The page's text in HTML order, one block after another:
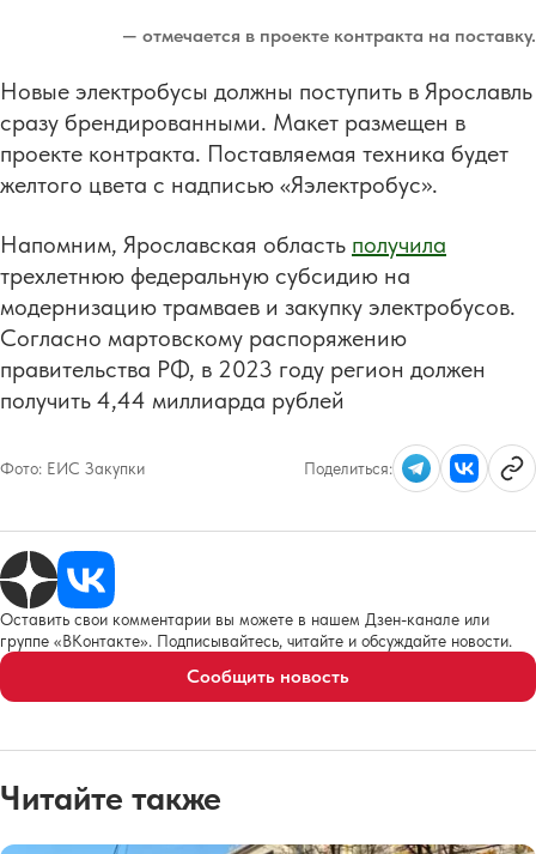
— отмечается в проекте контракта на поставку.
Новые электробусы должны поступить в Ярославль
сразу брендированными. Макет размещен в
проекте контракта. Поставляемая техника будет
желтого цвета с надписью «Яэлектробус».
Напомним, Ярославская область получила
трехлетнюю федеральную субсидию на
модернизацию трамваев и закупку электробусов.
Согласно мартовскому распоряжению
правительства РФ, в 2023 году регион должен
получить 4,44 миллиарда рублей
Фото: ЕИС Закупки Поделиться:
Оставить свои комментарии вы можете в нашем Дзен-канале или
группе «ВКонтакте». Подписывайтесь, читайте и обсуждайте новости.
Сообщить новость
Читайте также